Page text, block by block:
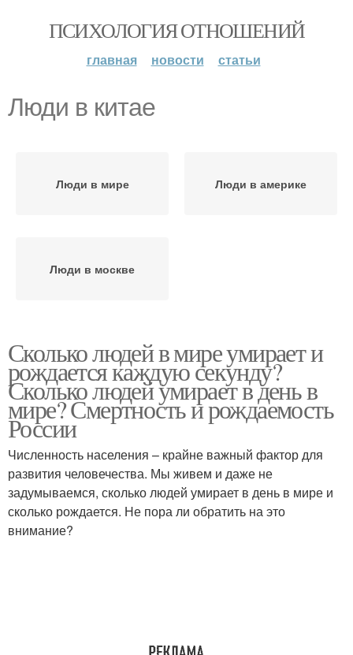
ПСИХОЛОГИЯ ОТНОШЕНИЙ
главная новости статьи
Люди в китае
Люди в мире Люди в америке
Люди в москве
Сколько людей в мире умирает и
рождается каждую секунду?
Сколько людей умирает в день в
мире? Смертность и рождаемость
России
Численность населения – крайне важный фактор для
развития человечества. Мы живем и даже не
задумываемся, сколько людей умирает в день в мире и
сколько рождается. Не пора ли обратить на это
внимание?